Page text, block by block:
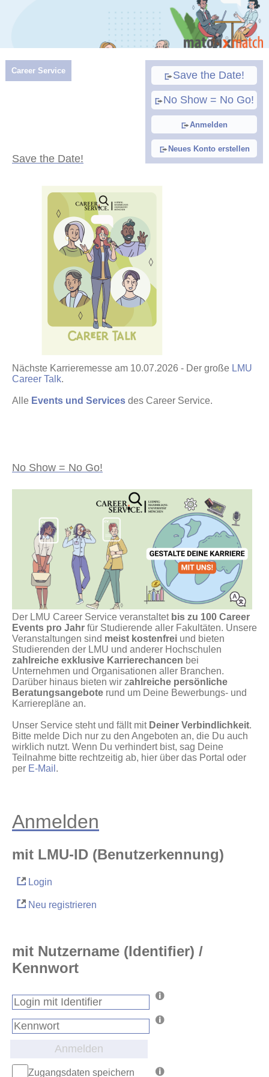
Save the Date!
No Show = No Go!
Anmelden
Neues Konto erstellen
Career Service
Save the Date!
Nächste Karrieremesse am 10.07.2026 - Der große LMU
Career Talk.
Alle Events und Services des Career Service.
No Show = No Go!
Der LMU Career Service veranstaltet bis zu 100 Career
Events pro Jahr für Studierende aller Fakultäten. Unsere
Veranstaltungen sind meist kostenfrei und bieten
Studierenden der LMU und anderer Hochschulen
zahlreiche exklusive Karrierechancen bei
Unternehmen und Organisationen aller Branchen.
Darüber hinaus bieten wir zahlreiche persönliche
Beratungsangebote rund um Deine Bewerbungs- und
Karrierepläne an.
Unser Service steht und fällt mit Deiner Verbindlichkeit.
Bitte melde Dich nur zu den Angeboten an, die Du auch
wirklich nutzt. Wenn Du verhindert bist, sag Deine
Teilnahme bitte rechtzeitig ab, hier über das Portal oder
per E-Mail .
Anmelden
mit LMU-ID (Benutzerkennung)
Login
Neu registrieren
mit Nutzername (Identifier) /
Kennwort
Anmelden
Zugangsdaten speichern